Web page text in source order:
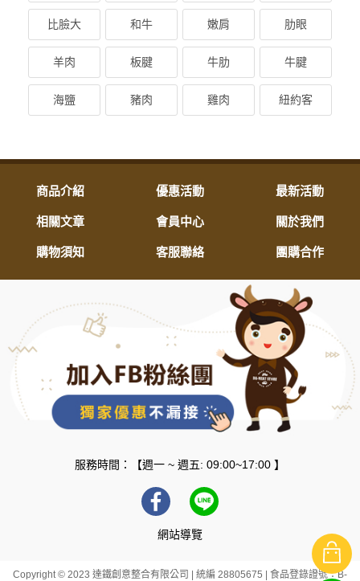
比臉大 和牛 嫩肩 肋眼
羊肉 板腱 牛肋 牛腱
海鹽 豬肉 雞肉 紐約客
商品介紹 優惠活動 最新活動
相關文章 會員中心 關於我們
購物須知 客服聯絡 團購合作
服務時間：【週一 ~ 週五: 09:00~17:00 】
網站導覽
Copyright © 2023 達鐵創意整合有限公司 | 統編 28805675 | 食品登錄證號：B-